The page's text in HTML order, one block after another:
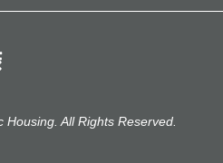
All Rights Reserved.